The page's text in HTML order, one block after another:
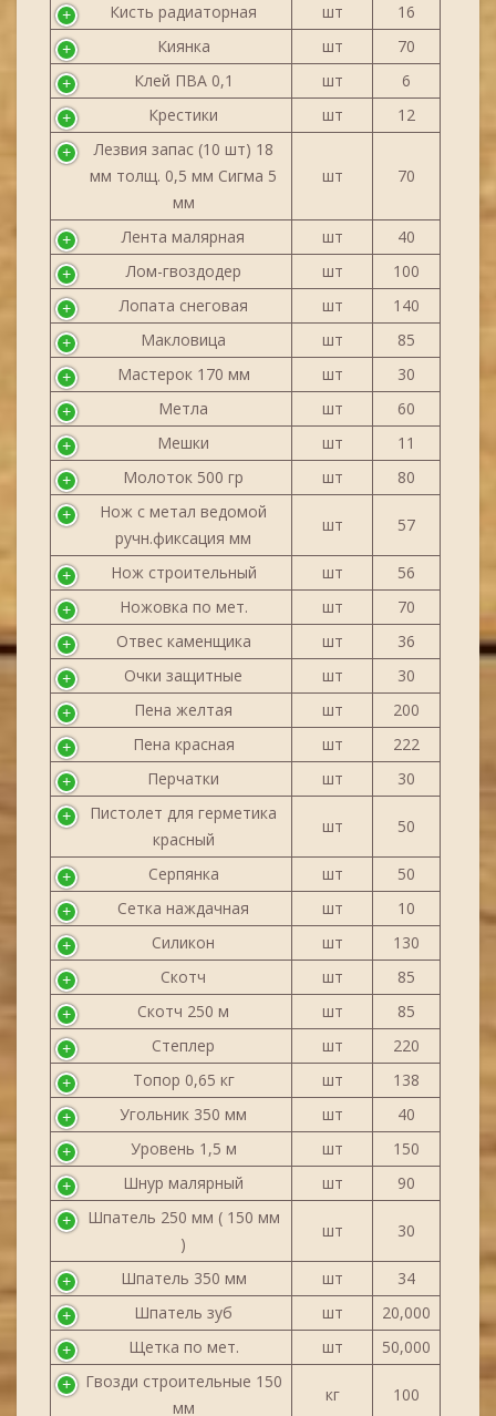
Кисть радиаторная
шт
16
Киянка
шт
70
Клей ПВА 0,1
шт
6
Крестики
шт
12
Лезвия запас (10 шт) 18
мм толщ. 0,5 мм Сигма 5
мм
шт 70
Лента малярная шт
40
Лом-гвоздодер
шт
100
Лопата снеговая
шт
140
Макловица
шт
85
Мастерок 170 мм
шт
30
Метла
шт
60
Мешки
шт
11
Молоток 500 гр
шт
80
Нож с метал ведомой
ручн.фиксация мм
шт 57
Нож строительный шт
56
Ножовка по мет.
шт
70
Отвес каменщика
шт
36
Очки защитные
шт
30
Пена желтая
шт
200
Пена красная
шт
222
Перчатки
шт
30
Пистолет для герметика
красный
шт 50
Серпянка шт
50
Сетка наждачная
шт
10
Силикон
шт
130
Скотч
шт
85
Скотч 250 м
шт
85
Степлер
шт
220
Топор 0,65 кг
шт
138
Угольник 350 мм
шт
40
Уровень 1,5 м
шт
150
Шнур малярный
шт
90
Шпатель 250 мм ( 150 мм
)
шт 30
Шпатель 350 мм шт
34
Шпатель зуб
шт
20,000
Щетка по мет.
шт
50,000
Гвозди строительные 150
мм
кг 100